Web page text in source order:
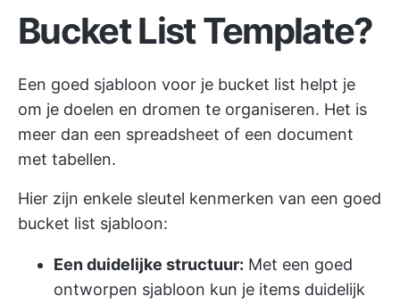
Bucket List Template?
Een goed sjabloon voor je bucket list helpt je
om je doelen en dromen te organiseren. Het is
meer dan een spreadsheet of een document
met tabellen.
Hier zijn enkele sleutel kenmerken van een goed
bucket list sjabloon:
Een duidelijke structuur: Met een goed
ontworpen sjabloon kun je items duidelijk